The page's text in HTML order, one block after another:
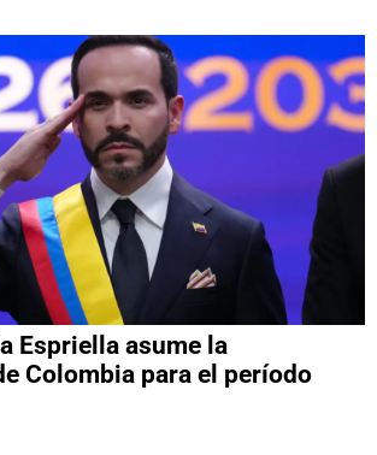
Espriella asume la
Colombia para el período